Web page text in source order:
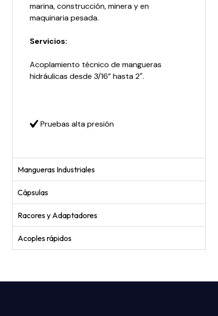
marina, construcción, minera y en
maquinaria pesada.
Servicios:
Acoplamiento técnico de mangueras
hidráulicas desde 3/16” hasta 2″.
Pruebas alta presión
Mangueras Industriales
Cápsulas
Racores y Adaptadores
Acoples rápidos